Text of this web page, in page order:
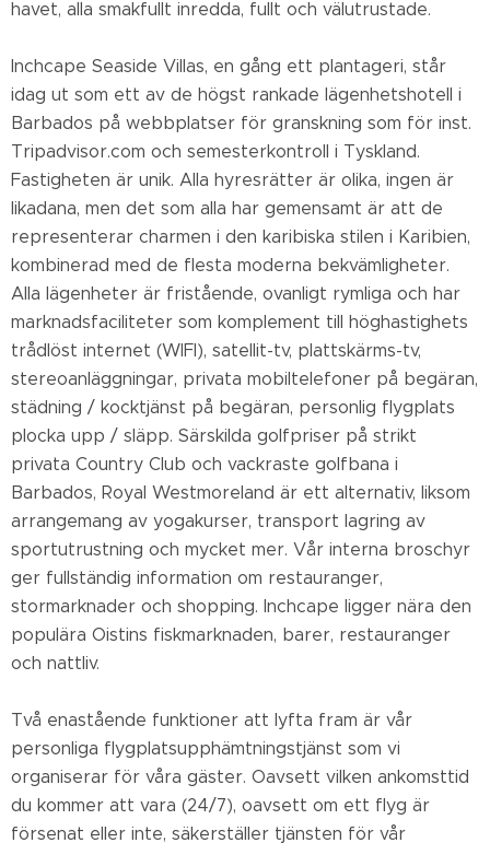
havet, alla smakfullt inredda, fullt och välutrustade.
Inchcape Seaside Villas, en gång ett plantageri, står
idag ut som ett av de högst rankade lägenhetshotell i
Barbados på webbplatser för granskning som för inst.
Tripadvisor.com och semesterkontroll i Tyskland.
Fastigheten är unik. Alla hyresrätter är olika, ingen är
likadana, men det som alla har gemensamt är att de
representerar charmen i den karibiska stilen i Karibien,
kombinerad med de flesta moderna bekvämligheter.
Alla lägenheter är fristående, ovanligt rymliga och har
marknadsfaciliteter som komplement till höghastighets
trådlöst internet (WIFI), satellit-tv, plattskärms-tv,
stereoanläggningar, privata mobiltelefoner på begäran,
städning / kocktjänst på begäran, personlig flygplats
plocka upp / släpp. Särskilda golfpriser på strikt
privata Country Club och vackraste golfbana i
Barbados, Royal Westmoreland är ett alternativ, liksom
arrangemang av yogakurser, transport lagring av
sportutrustning och mycket mer. Vår interna broschyr
ger fullständig information om restauranger,
stormarknader och shopping. Inchcape ligger nära den
populära Oistins fiskmarknaden, barer, restauranger
och nattliv.
Två enastående funktioner att lyfta fram är vår
personliga flygplatsupphämtningstjänst som vi
organiserar för våra gäster. Oavsett vilken ankomsttid
du kommer att vara (24/7), oavsett om ett flyg är
försenat eller inte, säkerställer tjänsten för vår